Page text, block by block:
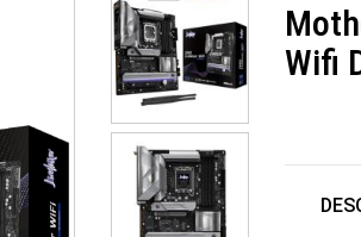
Wifi